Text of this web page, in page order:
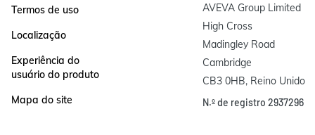
Termos de uso
Localização
Experiência do
usuário do produto
Mapa do site
AVEVA Group Limited
High Cross
Madingley Road
Cambridge
CB3 0HB, Reino Unido
N.º de registro 2937296